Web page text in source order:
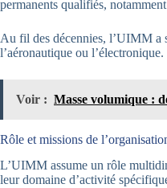
permanents qualifiés,
Au fil des décennies, l’UIMM a
l’aéronautique ou
Voir : Masse volumique :
Rôle et missions de
L’UIMM assume un rôle
leur domaine d’activité